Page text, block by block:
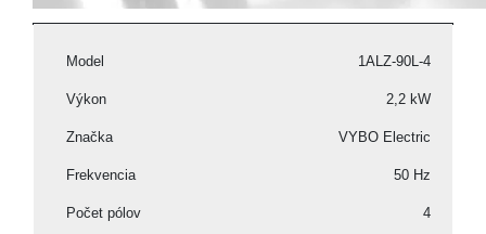
Model 1ALZ-90L-4
Výkon 2,2 kW
Značka VYBO Electric
Frekvencia 50 Hz
Počet pólov 4